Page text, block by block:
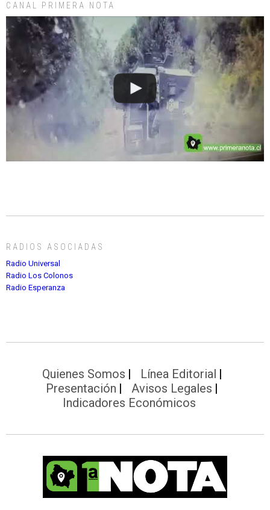
CANAL PRIMERA NOTA
RADIOS ASOCIADAS
Radio Universal
Radio Los Colonos
Radio Esperanza
Quienes Somos
Línea Editorial
Presentación
Avisos Legales
Indicadores Económicos